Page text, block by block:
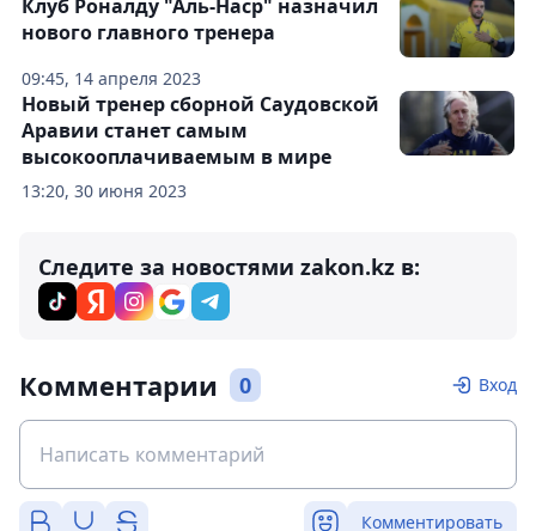
09:45, 14 апреля 2023
Клуб Роналду "Аль-Наср" назначил
нового главного тренера
13:20, 30 июня 2023
Новый тренер сборной Саудовской
Аравии станет самым
высокооплачиваемым в мире
Следите за новостями zakon.kz в:
Комментарии 0 Вход
Комментировать